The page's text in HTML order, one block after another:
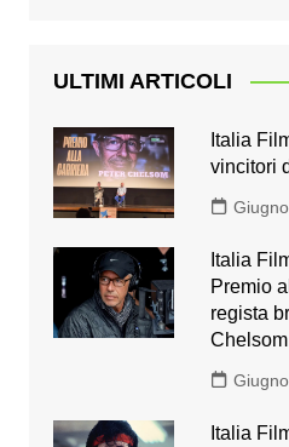
ULTIMI ARTICOLI
Italia
vincitori
Italia
Premio
regista
Chelsom
Italia